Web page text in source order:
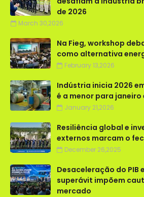
de 2026
March 30,2026
Na Fieg, workshop
como alternativa
February 13,2026
Indústria inicia 2026
é a menor para
January 21,2026
Resiliência global e
externos marcam o
December 26,2025
Desaceleração do PIB
superávit impõem
mercado